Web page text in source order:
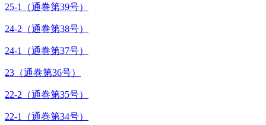
25-1（通巻第39号）
24-2（通巻第38号）
24-1（通巻第37号）
23（通巻第36号）
22-2（通巻第35号）
22-1（通巻第34号）